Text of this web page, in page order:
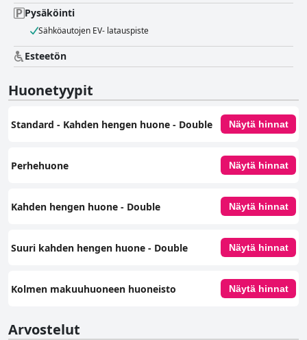
Pysäköinti
Sähköautojen EV- latauspiste
Esteetön
Huonetyypit
Standard - Kahden hengen huone - Double Näytä hinnat
Perhehuone Näytä hinnat
Kahden hengen huone - Double Näytä hinnat
Suuri kahden hengen huone - Double Näytä hinnat
Kolmen makuuhuoneen huoneisto Näytä hinnat
Arvostelut